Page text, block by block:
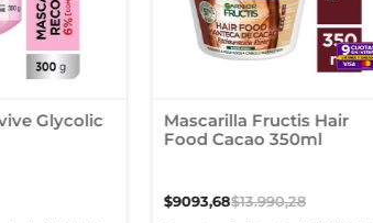
Glycolic
Mascarilla Fructis Hair
Food Cacao 350ml
$9093,68$13.990,28